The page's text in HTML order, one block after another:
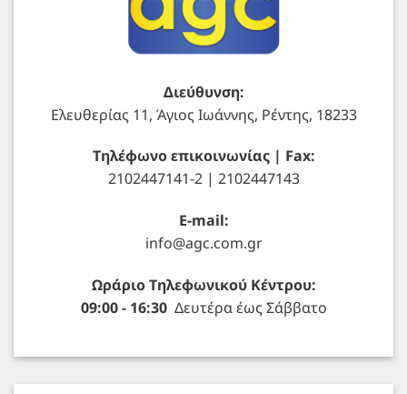
Διεύθυνση:
Ελευθερίας 11, Άγιος Ιωάννης, Ρέντης, 18233
Τηλέφωνο επικοινωνίας | Fax:
2102447141-2 | 2102447143
E-mail:
info@agc.com.gr
Ωράριο Τηλεφωνικού Κέντρου:
09:00 - 16:30Δευτέρα έως Σάββατο